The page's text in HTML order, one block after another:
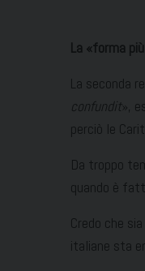
La «forma
La seconda
confundit»,
perciò le
Da troppo
quando è
Credo che
italiane sta